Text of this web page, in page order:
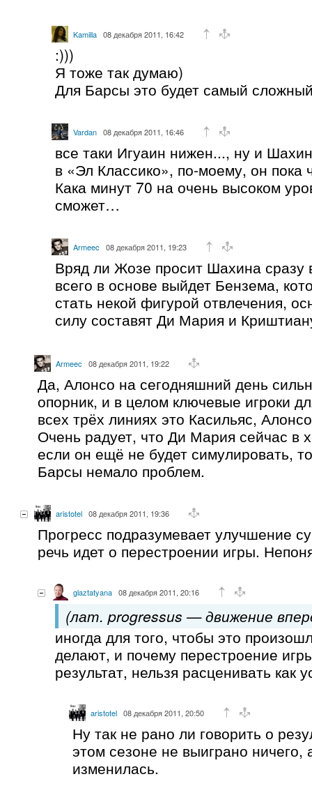
Kamilla 08 декабря 2011, 16:42
:)))
Я тоже так думаю)
Для Барсы это будет самый
Vardan 08 декабря 2011, 16:46
все таки Игуаин нижен..., ну и
в «Эл Классико», по-моему, он пока
Кака минут 70 на очень высоком
сможет…
Armeec 08 декабря 2011, 19:23
Вряд ли Жозе просит Шахина сразу
всего в основе выйдет Бензема,
стать некой фигурой отвлечения,
силу составят Ди Мария и
Armeec 08 декабря 2011, 19:22
Да, Алонсо на сегодняшний день
опорник, и в целом ключевые игроки
всех трёх линиях это Касильяс,
Очень радует, что Ди Мария сейчас в
если он ещё не будет симулировать,
Барсы немало проблем.
aristotel 08 декабря 2011, 19:36
Прогресс подразумевает улучшение
речь идет о перестроении игры.
glaztatyana 08 декабря 2011, 20:16
(лат. progressus — движение
иногда для того, чтобы это
делают, и почему перестроение
результат, нельзя расценивать как
aristotel 08 декабря 2011, 20:50
Ну так не рано ли говорить о
этом сезоне не выиграно ничего,
изменилась.